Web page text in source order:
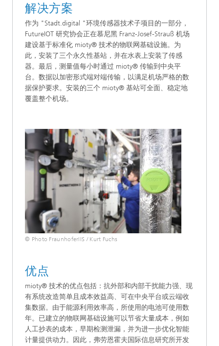
解决方案
作为 "Stadt.digital "环境传感器技术子项目的一部分，
FutureIOT 研究协会正在慕尼黑 Franz-Josef-Strauß 机场
建设基于标准化 mioty® 技术的物联网基础设施。为
此，安装了三个永久性基站，并在水表上安装了传感
器。最后，测量值每小时通过 mioty® 传输到中央平
台。数据以加密形式端对端传输，以满足机场严格的数
据保护要求。安装的三个 mioty® 基站可全面、稳定地
覆盖整个机场。
© Photo FraunhoferIIS / Kurt Fuchs
优点
mioty® 技术的优点包括：抗外部和内部干扰能力强、现
有系统改造简单且成本效益高、可在中央平台或云端收
集数据。由于能源利用效率高，所使用的电池可使用数
年。已建立的物联网基础设施可以节省大量成本，例如
人工抄表的成本，早期检测泄漏，并为进一步优化智能
计量提供动力。因此，弗劳恩霍夫国际信息研究所开发